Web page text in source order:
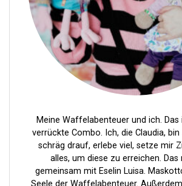
Meine Waffelabenteuer und ich. Das
verrückte Combo. Ich, die Claudia,
schräg drauf, erlebe viel, setze mir
alles, um diese zu erreichen. Das
gemeinsam mit Eselin Luisa.